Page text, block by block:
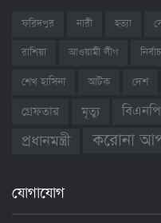
ফরিদপুর নারী হত্যা
রাশিয়া
আওয়ামী লীগ
শেখ হাসিনা আটক দেশ
গ্রেফতার
মৃত্যু বিএনপি
প্রধানমন্ত্রী করোনা
যোগাযোগ